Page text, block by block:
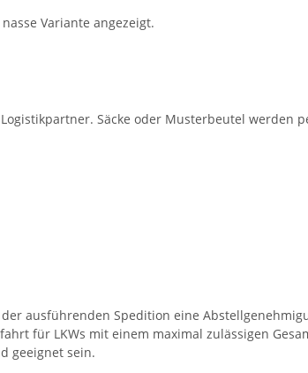
Variante angezeigt.
Säcke oder Musterbeutel werden
ausführenden Spedition eine
für LKWs mit einem maximal zulässigen
geeignet sein.